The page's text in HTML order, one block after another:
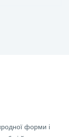
форми і